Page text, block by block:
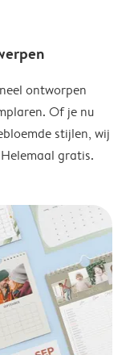
ontworpen
Of je nu
stijlen, wij
gratis.